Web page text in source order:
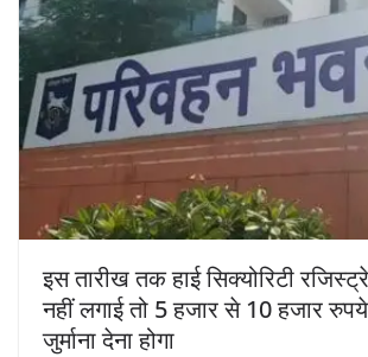
इस तारीख तक हाई सिक्योरिटी
नहीं लगाई तो 5 हजार से 10 हजार
जुर्माना देना होगा